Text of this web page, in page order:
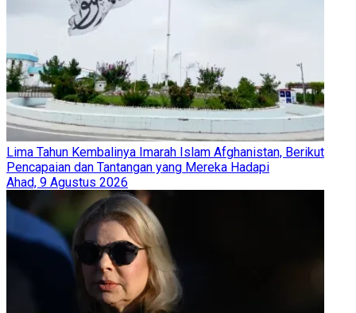
Lima Tahun Kembalinya Imarah Islam Afghanistan, Berikut
Pencapaian dan Tantangan yang Mereka Hadapi
Ahad, 9 Agustus 2026